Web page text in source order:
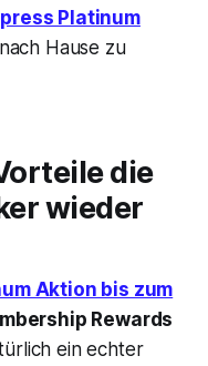
Platinum
Hause zu
die
wieder
Aktion bis zum
Rewards
ein echter